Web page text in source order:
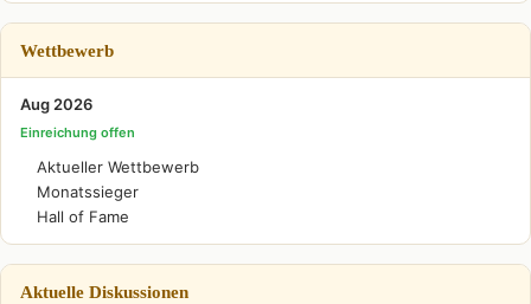
Wettbewerb
Aug 2026
Einreichung offen
Aktueller Wettbewerb
Monatssieger
Hall of Fame
Aktuelle Diskussionen